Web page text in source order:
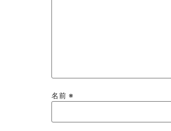
名前※